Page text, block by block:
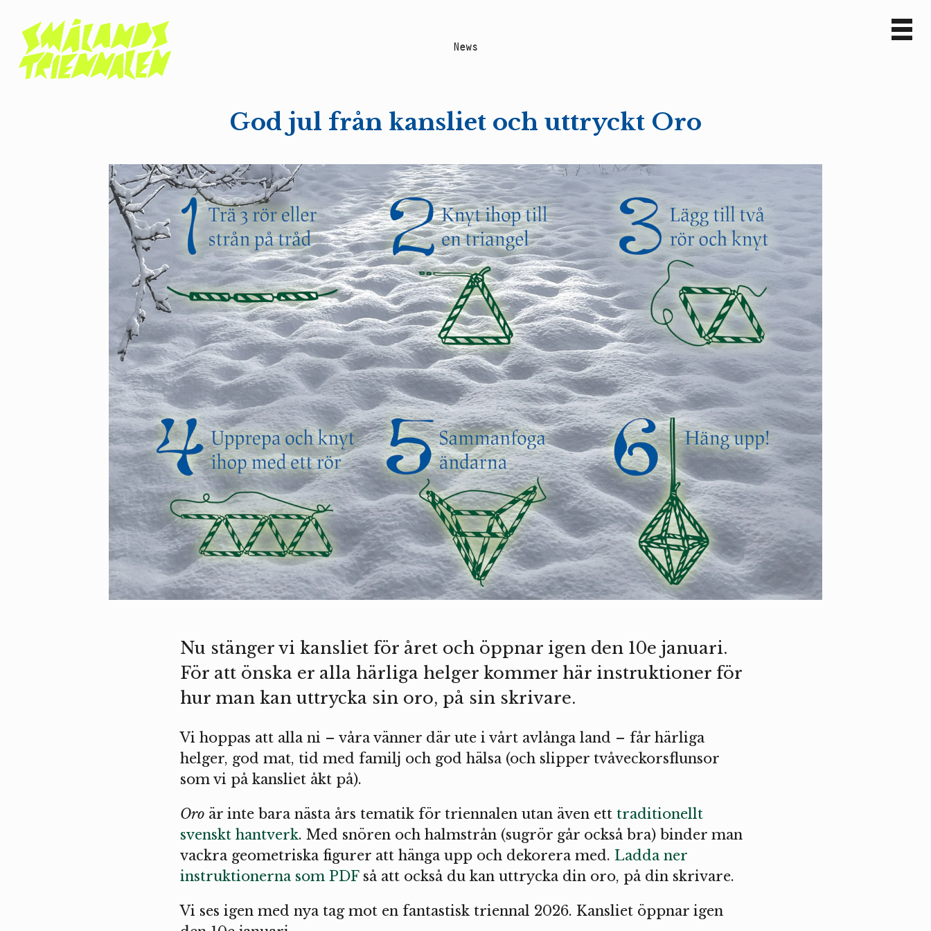
News
God jul från kansliet och uttryckt Oro
Nu stänger vi kansliet för året och öppnar igen den 10e januari.
För att önska er alla härliga helger kommer här instruktioner för
hur man kan uttrycka sin oro, på sin skrivare.
Vi hoppas att alla ni – våra vänner där ute i vårt avlånga land – får härliga
helger, god mat, tid med familj och god hälsa (och slipper tvåveckorsflunsor
som vi på kansliet åkt på).
Oroär inte bara nästa års tematik för triennalen utan även ett traditionellt
svenskt hantverk. Med snören och halmstrån (sugrör går också bra) binder man
vackra geometriska figurer att hänga upp och dekorera med. Ladda ner
instruktionerna som PDFså att också du kan uttrycka din oro, på din skrivare.
Vi ses igen med nya tag mot en fantastisk triennal 2026. Kansliet öppnar igen